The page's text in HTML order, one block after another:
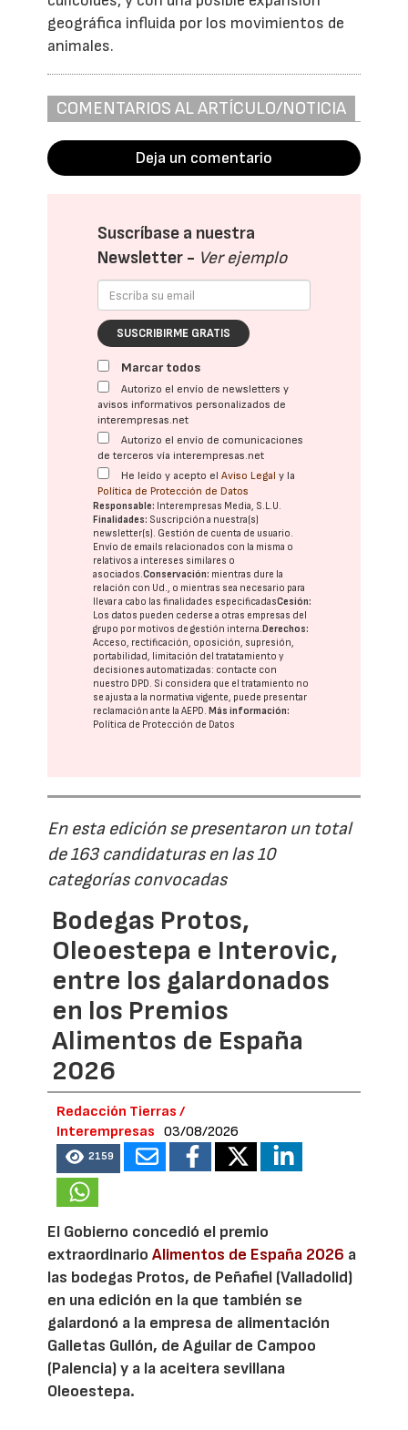
geográfica influida por los movimientos de
animales.
COMENTARIOS AL ARTÍCULO/NOTICIA
Deja un comentario
Suscríbase a nuestra
Newsletter - Ver ejemplo
SUSCRIBIRME GRATIS
Marcar todos
Autorizo el envío de newsletters y
avisos informativos personalizados de
interempresas.net
Autorizo el envío de comunicaciones
de terceros vía interempresas.net
He leído y acepto elAviso Legal y la
Política de Protección de Datos
Responsable: Interempresas Media, S.L.U.
Finalidades: Suscripción a nuestra(s)
newsletter(s). Gestión de cuenta de usuario.
Envío de emails relacionados con la misma o
relativos a intereses similares o
asociados.Conservación: mientras dure la
relación con Ud., o mientras sea necesario para
llevar a cabo las finalidades especificadasCesión:
Los datos pueden cederse a otras empresas del
grupo por motivos de gestión interna. Derechos:
Acceso, rectificación, oposición, supresión,
portabilidad, limitación del tratatamiento y
decisiones automatizadas: contacte con
nuestro DPD. Si considera que el tratamiento no
se ajusta a la normativa vigente, puede presentar
reclamación ante laAEPD. Más información:
Política de Protección de Datos
En esta edición se presentaron un total
de 163 candidaturas en las 10
categorías convocadas
Bodegas Protos,
Oleoestepa e Interovic,
entre los galardonados
en los Premios
Alimentos de España
2026
Redacción Tierras /
Interempresas
03/08/2026
2159
El Gobierno concedió el premio
extraordinarioAlimentos de España 2026 a
las bodegas Protos, de Peñafiel (Valladolid)
en una edición en la que también se
galardonó a la empresa de alimentación
Galletas Gullón, de Aguilar de Campoo
(Palencia) y a la aceitera sevillana
Oleoestepa.